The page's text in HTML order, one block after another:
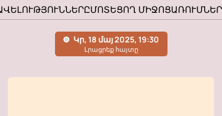
ՄՈՏԵՑՈՂ ՄԻՋՈՑԱՌՈՒՄՆԵՐ